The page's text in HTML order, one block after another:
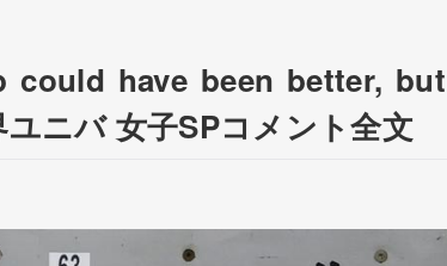
have been better,
ニバ 女子SPコメント全文